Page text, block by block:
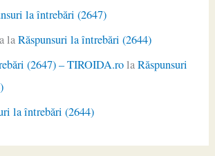
la întrebări (2647)
laRăspunsuri la întrebări (2644)
(2647) – TIROIDA.rolaRăspunsuri
la întrebări (2644)